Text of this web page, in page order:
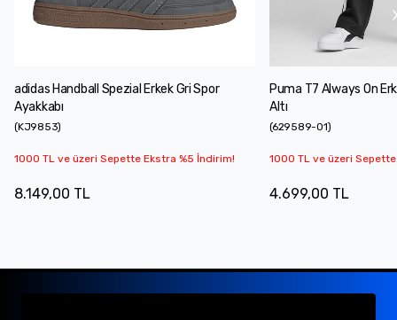
adidas Handball Spezial Erkek Gri Spor
Ayakkabı
(KJ9853)
1000 TL ve üzeri Sepette Ekstra %5 İndirim!
8.149,00 TL
Puma T7 Always On
Altı
(629589-01)
1000 TL ve üzeri
4.699,00 TL